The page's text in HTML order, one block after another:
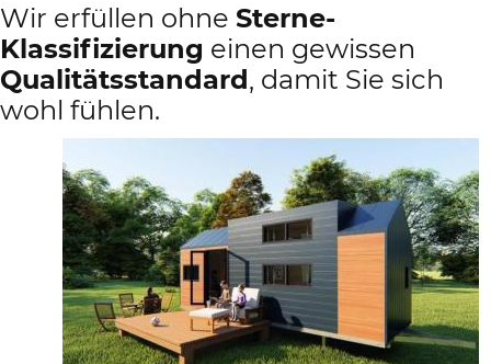
Wir erfüllen ohne Sterne-
Klassifizierung einen gewissen
Qualitätsstandard, damit Sie sich
wohl fühlen.